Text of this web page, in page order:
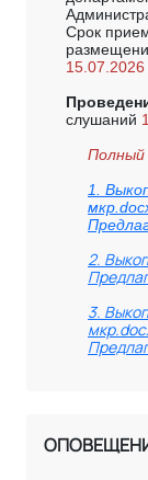
Срок
15.07.2026
слушаний
1.
2.
3.